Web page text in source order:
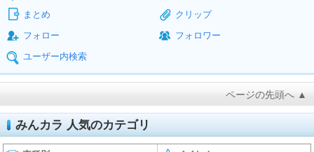
まとめ
クリップ
フォロー
フォロワー
ユーザー内検索
ページの先頭へ ▲
みんカラ 人気のカテゴリ